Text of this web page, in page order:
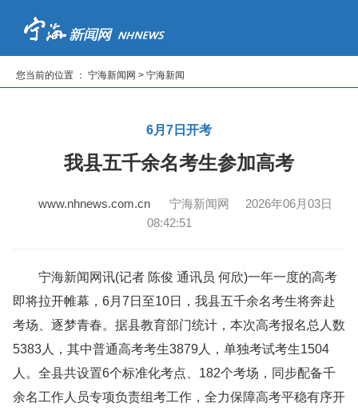
首页 | 新闻 | 专题 | 读报纸
您当前的位置 ： 宁海新闻网 > 宁海新闻
6月7日开考
我县五千余名考生参加高考
www.nhnews.com.cn宁海新闻网 2026年06月03日
08:42:51
宁海新闻网讯(记者 陈俊 通讯员 何欣)一年一度的高考
即将拉开帷幕，6月7日至10日，我县五千余名考生将奔赴
考场、逐梦青春。据县教育部门统计，本次高考报名总人数
5383人，其中普通高考考生3879人，单独考试考生1504
人。全县共设置6个标准化考点、182个考场，同步配备千
余名工作人员专项负责组考工作，全力保障高考平稳有序开